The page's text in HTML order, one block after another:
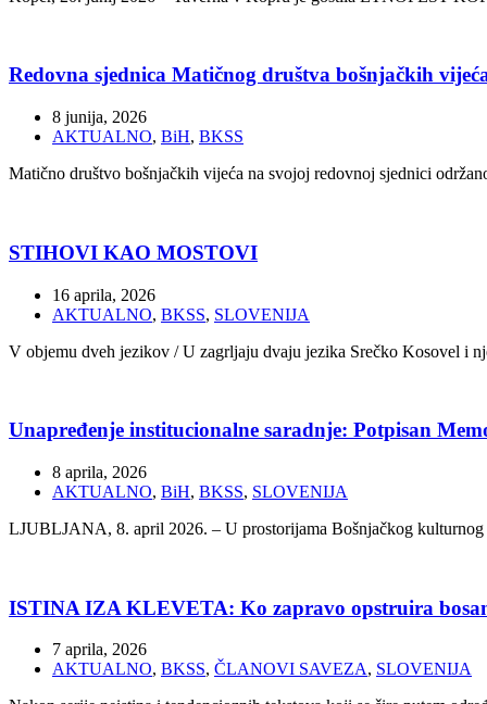
Redovna sjednica Matičnog društva bošnjačkih
8 junija, 2026
AKTUALNO, BiH, BKSS
Matično društvo bošnjačkih vijeća na svojoj redovnoj sjednici
STIHOVI KAO MOSTOVI
16 aprila, 2026
AKTUALNO, BKSS, SLOVENIJA
V objemu dveh jezikov / U zagrljaju dvaju jezika Srečko Kosovel i
Unapređenje institucionalne saradnje: Potpisan
8 aprila, 2026
AKTUALNO, BiH, BKSS, SLOVENIJA
LJUBLJANA, 8. april 2026. – U prostorijama Bošnjačkog
ISTINA IZA KLEVETA: Ko zapravo opstruira
7 aprila, 2026
AKTUALNO, BKSS, ČLANOVI SAVEZA, SLOVENIJA